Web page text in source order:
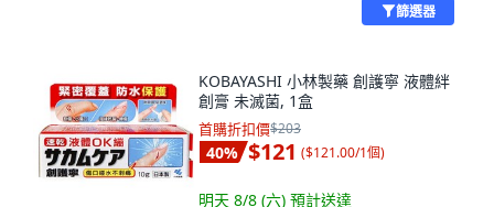
篩選器
KOBAYASHI 小林製藥 創護寧 液體絆
創膏 未滅菌, 1盒
首購折扣價$203
40% $121 ($121.00/1個)
明天 8/8 (六) 預計送達